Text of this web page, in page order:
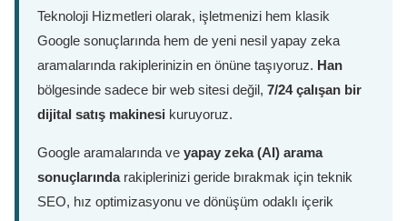
Teknoloji Hizmetleri olarak, işletmenizi hem klasik
Google sonuçlarında hem de yeni nesil yapay zeka
aramalarında rakiplerinizin en önüne taşıyoruz. Han
bölgesinde sadece bir web sitesi değil, 7/24 çalışan bir
dijital satış makinesi kuruyoruz.
Google aramalarında ve yapay zeka (AI) arama
sonuçlarındarakiplerinizi geride bırakmak için teknik
SEO, hız optimizasyonu ve dönüşüm odaklı içerik